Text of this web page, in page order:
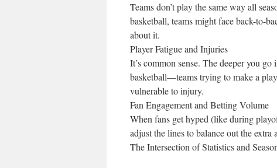
Teams don’t play the same way all
basketball, teams might face back-to-
about it.
Player Fatigue and Injuries
It’s common sense. The deeper you
basketball—teams trying to make a
vulnerable to injury.
Fan Engagement and Betting Volume
When fans get hyped (like during
adjust the lines to balance out the
The Intersection of Statistics and